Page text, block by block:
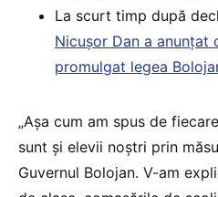
La scurt timp după
Nicușor Dan a anunțat
promulgat legea
„Așa cum am spus de
sunt și elevii noștri prin
Guvernul Bolojan. V-am